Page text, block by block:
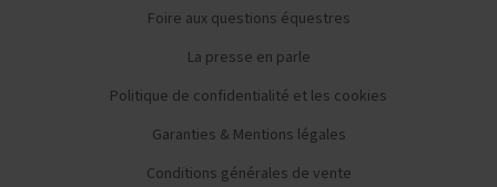
Foire aux questions équestres
La presse en parle
Politique de confidentialité et les cookies
Garanties & Mentions légales
Conditions générales de vente